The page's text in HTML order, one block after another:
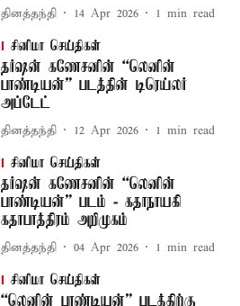
தினத்தந்தி 14 Apr 2026 1 min read
சினிமா செய்திகள்
தர்ஷன் கணேசனின் “லெனின்
பாண்டியன்” படத்தின் டிரெய்லர்
அப்டேட்
தினத்தந்தி 12 Apr 2026 1 min read
சினிமா செய்திகள்
தர்ஷன் கணேசனின் “லெனின்
பாண்டியன்” படம் - கதாநாயகி
கதாபாத்திரம் அறிமுகம்
தினத்தந்தி 04 Apr 2026 1 min read
சினிமா செய்திகள்
“லெனின் பாண்டியன்” படத்திற்கு